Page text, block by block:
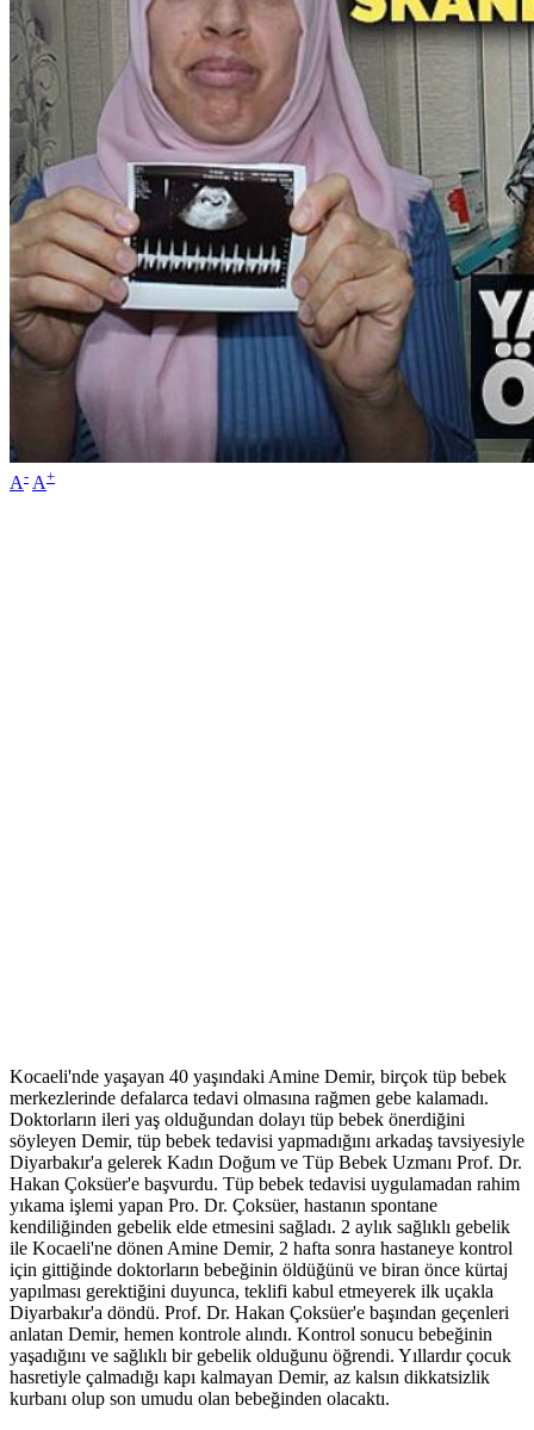
A- A+
Kocaeli'nde yaşayan 40 yaşındaki Amine Demir, birçok tüp bebek
merkezlerinde defalarca tedavi olmasına rağmen gebe kalamadı.
Doktorların ileri yaş olduğundan dolayı tüp bebek önerdiğini
söyleyen Demir, tüp bebek tedavisi yapmadığını arkadaş tavsiyesiyle
Diyarbakır'a gelerek Kadın Doğum ve Tüp Bebek Uzmanı Prof. Dr.
Hakan Çoksüer'e başvurdu. Tüp bebek tedavisi uygulamadan rahim
yıkama işlemi yapan Pro. Dr. Çoksüer, hastanın spontane
kendiliğinden gebelik elde etmesini sağladı. 2 aylık sağlıklı gebelik
ile Kocaeli'ne dönen Amine Demir, 2 hafta sonra hastaneye kontrol
için gittiğinde doktorların bebeğinin öldüğünü ve biran önce kürtaj
yapılması gerektiğini duyunca, teklifi kabul etmeyerek ilk uçakla
Diyarbakır'a döndü. Prof. Dr. Hakan Çoksüer'e başından geçenleri
anlatan Demir, hemen kontrole alındı. Kontrol sonucu bebeğinin
yaşadığını ve sağlıklı bir gebelik olduğunu öğrendi. Yıllardır çocuk
hasretiyle çalmadığı kapı kalmayan Demir, az kalsın dikkatsizlik
kurbanı olup son umudu olan bebeğinden olacaktı.